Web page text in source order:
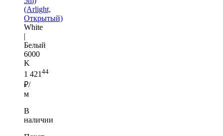
(Arlight,
Открытый)
White
|
Белый
6000
K
1 421 44
₽/
м
В
наличии